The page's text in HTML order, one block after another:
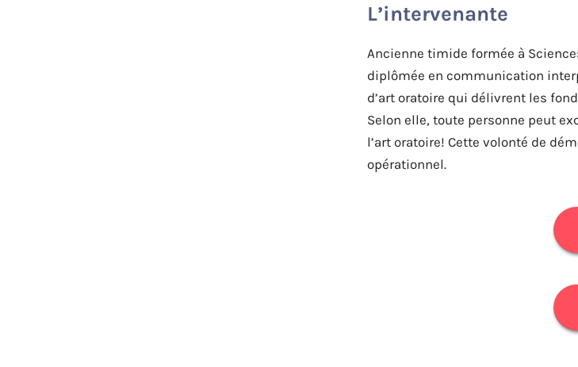
L’intervenante
Ancienne timide formée à
diplômée en communication
d’art oratoire qui délivrent les
Selon elle, toute personne peut
l’art oratoire! Cette volonté de
opérationnel.